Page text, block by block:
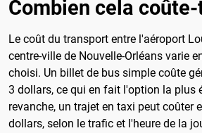
Combien cela
Le coût du transport entre l'aéroport
centre-ville de Nouvelle-Orléans varie
choisi. Un billet de bus simple coûte
3 dollars, ce qui en fait l'option la plus
revanche, un trajet en taxi peut coûter
dollars, selon le trafic et l'heure de la